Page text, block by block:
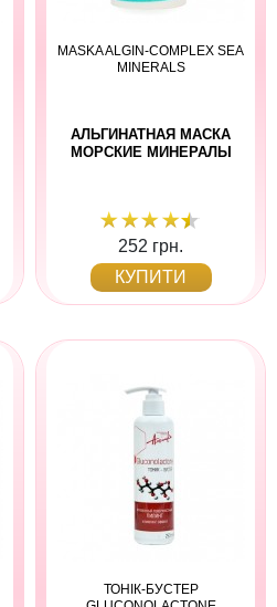
MASKA ALGIN-COMPLEX SEA
MINERALS
АЛЬГИНАТНАЯ МАСКА
МОРСКИЕ МИНЕРАЛЫ
252 грн.
КУПИТИ
ТОНІК-БУСТЕР